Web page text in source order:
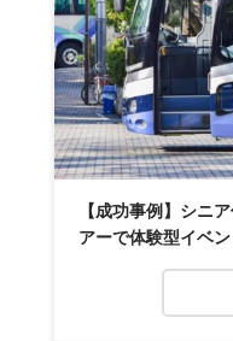
【成功事例】シニ
アーで体験型イベン